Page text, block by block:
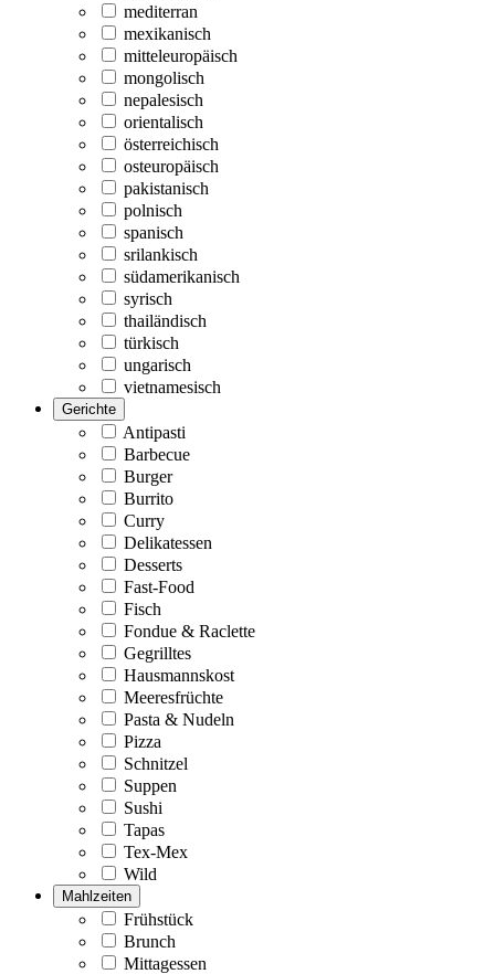
mediterran
mexikanisch
mitteleuropäisch
mongolisch
nepalesisch
orientalisch
österreichisch
osteuropäisch
pakistanisch
polnisch
spanisch
srilankisch
südamerikanisch
syrisch
thailändisch
türkisch
ungarisch
vietnamesisch
Gerichte
Antipasti
Barbecue
Burger
Burrito
Curry
Delikatessen
Desserts
Fast-Food
Fisch
Fondue & Raclette
Gegrilltes
Hausmannskost
Meeresfrüchte
Pasta & Nudeln
Pizza
Schnitzel
Suppen
Sushi
Tapas
Tex-Mex
Wild
Mahlzeiten
Frühstück
Brunch
Mittagessen